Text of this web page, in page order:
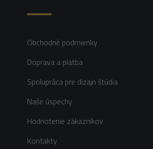
Obchodné podmienky
Doprava a platba
Spolupráca pre dizajn štúdia
Naše úspechy
Hodnotenie zákazníkov
Kontakty